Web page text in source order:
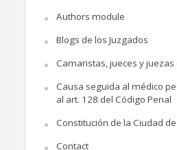
Authors module
Blogs de los Juzgados
Camaristas, jueces y
Causa seguida al médico
al art. 128 del Código Penal
Constitución de la Ciudad
Contact